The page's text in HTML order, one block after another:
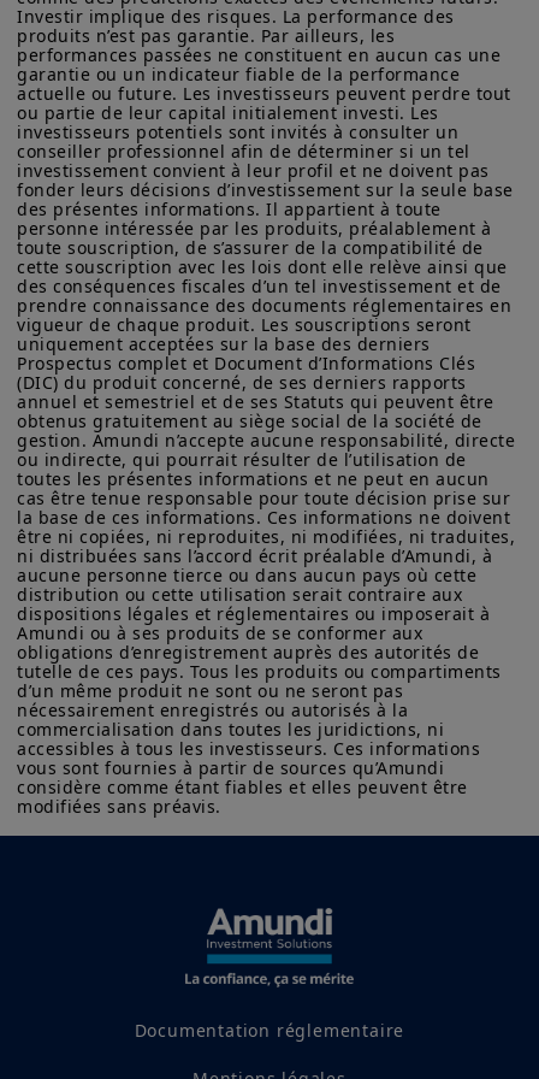
la mise en place de ce type de solution
innovante :
Être expert ou faire appel à un
expertdes opérations de
financement
Avoir accès à descontreparties de
premier ordre
Avoir le support d’ungestionnaire
fiduciaire indépendant
Privilégier lastructure « fonds »qui
permet d’accéder à une prime
supplémentaire et à une sécurité
renforcée
Le modèle économique ainsi que le
cadre réglementaire dans lesquels
évoluent les compagnies d’assurance
les obligent à adopter des stratégies
d’investissement à long terme et à
maintenir leur profitabilité dans un
environnement volatile. En parallèle,
les banques se voient imposer par les
autorités réglementaires des
exigences de liquidité à court et à long
terme visant à garantir leur stabilité
et leur capacité à résister aux
Dans cet article et à travers une étude
de cas, nous explorons comment la mise
en place d’une solution innovante
pourrait permettre aux assureurs de
Amundi Asset Management vous informe que les informations
sur les produits figurant sur ce site ne sont données qu’à titre
indicatif et constituent une présentation générale de nos
produits et services. Ces informations ne sont pas exhaustives,
peuvent évoluer dans le temps et être mises à jour par Amundi
Asset Management, sans préavis et à tout moment.
Votre accès à ce site est soumis au respect de la
réglementation française en vigueur et aux «Mentions légales /
Conditions générales d’accès au site».
En choisissant d’accéder à notre site, vous reconnaissez avoir
pris connaissance de ces Conditions et les avoir acceptées.
Nous vous conseillons, dans votre intérêt, de les lire
attentivement.
Investir implique des risques. La performance des
produits n’est pas garantie. Par ailleurs, les
performances passées ne constituent en aucun cas une
garantie ou un indicateur fiable de la performance
actuelle ou future. Les investisseurs peuvent perdre tout
ou partie de leur capital initialement investi. Les
investisseurs potentiels sont invités à consulter un
conseiller professionnel afin de déterminer si un tel
investissement convient à leur profil et ne doivent pas
fonder leurs décisions d’investissement sur la seule base
des présentes informations. Il appartient à toute
personne intéressée par les produits, préalablement à
toute souscription, de s’assurer de la compatibilité de
cette souscription avec les lois dont elle relève ainsi que
des conséquences fiscales d’un tel investissement et de
prendre connaissance des documents réglementaires en
vigueur de chaque produit. Les souscriptions seront
uniquement acceptées sur la base des derniers
Prospectus complet et Document d’Informations Clés
(DIC) du produit concerné, de ses derniers rapports
annuel et semestriel et de ses Statuts qui peuvent être
obtenus gratuitement au siège social de la société de
gestion. Amundi n’accepte aucune responsabilité, directe
ou indirecte, qui pourrait résulter de l’utilisation de
toutes les présentes informations et ne peut en aucun
cas être tenue responsable pour toute décision prise sur
la base de ces informations. Ces informations ne doivent
être ni copiées, ni reproduites, ni modifiées, ni traduites,
ni distribuées sans l’accord écrit préalable d’Amundi, à
aucune personne tierce ou dans aucun pays où cette
distribution ou cette utilisation serait contraire aux
dispositions légales et réglementaires ou imposerait à
Amundi ou à ses produits de se conformer aux
obligations d’enregistrement auprès des autorités de
tutelle de ces pays. Tous les produits ou compartiments
d’un même produit ne sont ou ne seront pas
nécessairement enregistrés ou autorisés à la
commercialisation dans toutes les juridictions, ni
accessibles à tous les investisseurs. Ces informations
vous sont fournies à partir de sources qu’Amundi
considère comme étant fiables et elles peuvent être
modifiées sans préavis.
Documentation réglementaire